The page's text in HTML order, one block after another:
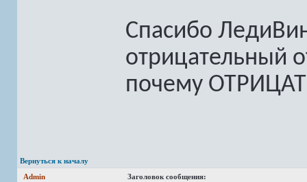
Спасибо
отрицательный
почему
Вернуться к началу
Admin
Заголовок сообщения: